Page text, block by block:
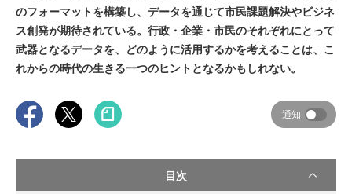
のフォーマットを構築し、データを通じて市民課題解決やビジネ
ス創発が期待されている。行政・企業・市民のそれぞれにとって
武器となるデータを、どのように活用するかを考えることは、こ
れからの時代の生きる一つのヒントとなるかもしれない。
通知
目次